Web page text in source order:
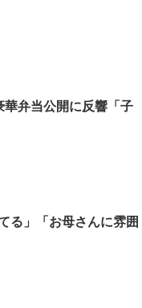
弁当公開に反響「子
る」「お母さんに雰囲